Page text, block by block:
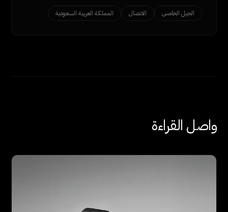
الجيل الخامس الاتصال المملكة العربية السعودية
واصل القراءة